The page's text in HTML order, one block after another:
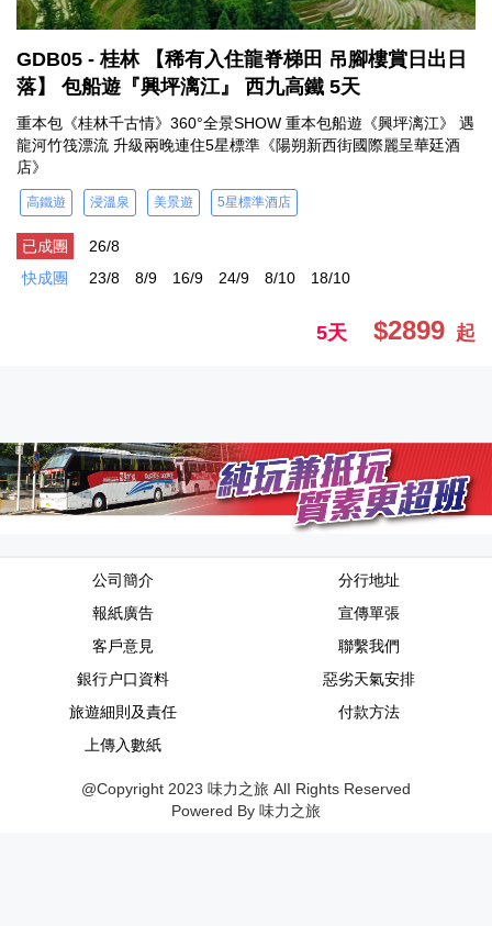
GDB05 - 桂林 【稀有入住龍脊梯田 吊腳樓賞日出日
落】 包船遊『興坪漓江』 西九高鐵 5天
重本包《桂林千古情》360°全景SHOW 重本包船遊《興坪漓江》 遇
龍河竹筏漂流 升級兩晚連住5星標準《陽朔新西街國際麗呈華廷酒
店》
高鐵遊 浸溫泉 美景遊 5星標準酒店
已成團
26/8
快成團
23/8 8/9 16/9 24/9 8/10 18/10
5天 $2899 起
公司簡介
分行地址
報紙廣告
宣傳單張
客戶意見
聯繫我們
銀行户口資料
惡劣天氣安排
旅遊細則及責任
付款方法
上傳入數紙
@Copyright 2023 味力之旅 AlI Rights Reserved
Powered By 味力之旅